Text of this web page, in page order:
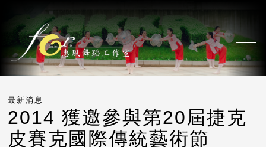
最新消息
2014 獲邀參與第20屆捷克
皮賽克國際傳統藝術節